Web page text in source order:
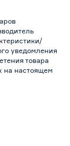
уведомления
товара
на настоящем